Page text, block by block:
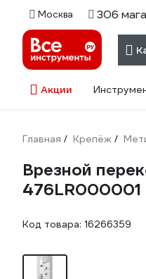
Москва 306
Акции
Главная / Крепёж /
Врезной
476LR000001
Код товара: 16266359